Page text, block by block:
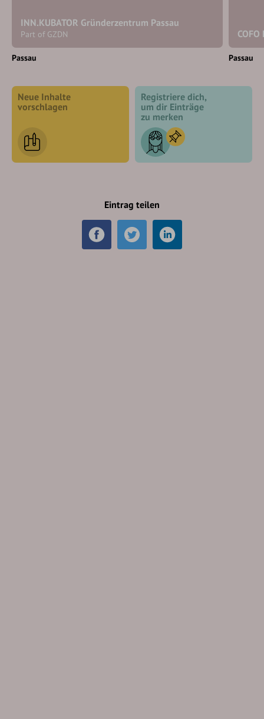
INN.KUBATOR Gründerzentrum Passau
Part of GZDN
Passau Passau
Neue Inhalte
vorschlagen
Registriere dich,
um dir Einträge
zu merken
Eintrag teilen